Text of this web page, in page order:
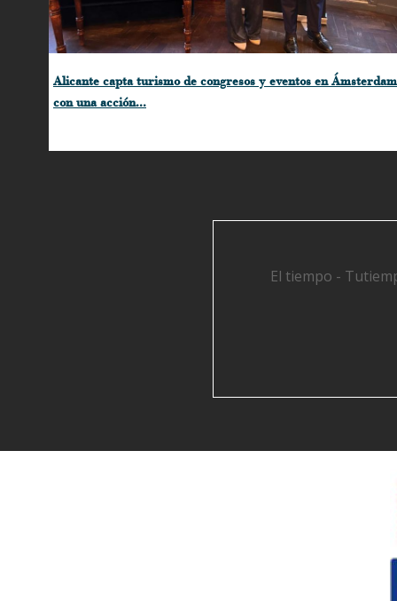
El tiempo -
Alicante capta turismo de congresos y eventos en Ámsterdam
con una acción...